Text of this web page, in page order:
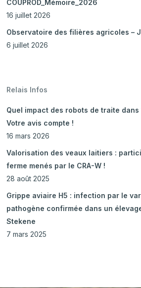
COUPROD_Mémoire_2026
16 juillet 2026
Observatoire des filières agricoles –
6 juillet 2026
Relais Infos
Quel impact des robots de traite
Votre avis compte !
16 mars 2026
Valorisation des veaux laitiers :
ferme menés par le CRA-W !
28 août 2025
Grippe aviaire H5 : infection par le
pathogène confirmée dans un
Stekene
7 mars 2025